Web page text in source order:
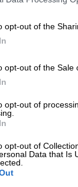
opt-out of the
opt-out of the Sale
opt-out of
opt-out of
Data that Is
που
τυφλή,
18οι
το